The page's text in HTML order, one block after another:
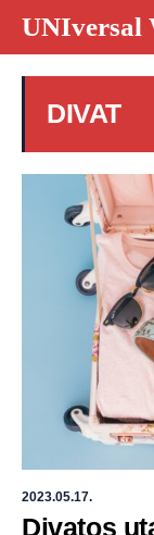
UNIversal
DIVAT
2023.05.17.
Divatos